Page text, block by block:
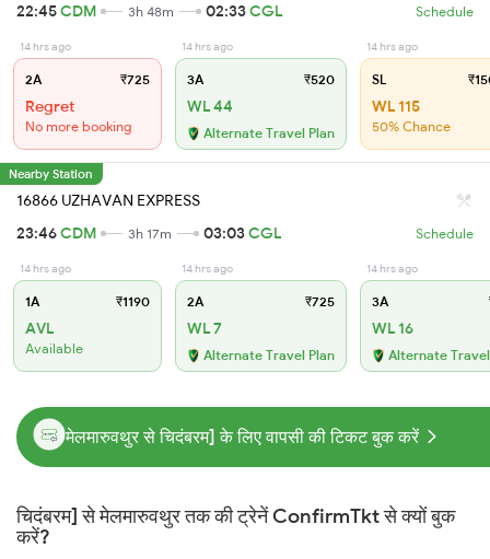
22:45CDM 3h 48m 02:33CGL Schedule
14 hrs ago
2A ₹725
Regret
No more booking
14 hrs ago
3A ₹520
WL 44
Alternate Travel Plan
14 hrs ago
SL
WL 115
50% Chance
Nearby Station
16866 UZHAVAN EXPRESS
23:46CDM 3h 17m 03:03CGL Schedule
14 hrs ago
1A ₹1190
AVL
Available
14 hrs ago
2A ₹725
WL 7
Alternate Travel Plan
14 hrs ago
3A
WL 16
Alternate
मेलमारुवथुर से चिदंबरम] के लिए वापसी की टिकट बुक करें
चिदंबरम] से मेलमारुवथुर तक की ट्रेनें ConfirmTkt से क्यों बुक
करें?